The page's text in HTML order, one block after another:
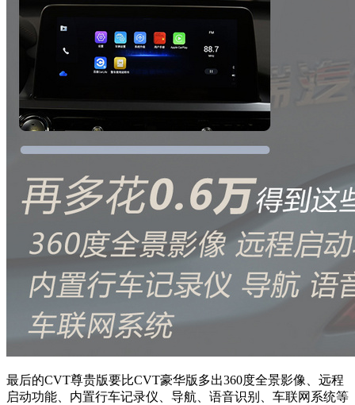
最后的CVT尊贵版要比CVT豪华版多出360度全景影像、远程
启动功能、内置行车记录仪、导航、语音识别、车联网系统等